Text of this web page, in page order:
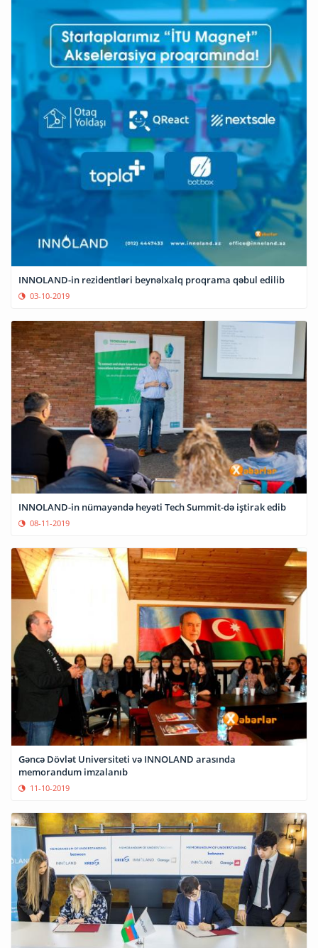
INNOLAND-in rezidentləri beynəlxalq proqrama qəbul edilib
03-10-2019
INNOLAND-in nümayəndə heyəti Tech Summit-də iştirak edib
08-11-2019
Gəncə Dövlət Universiteti və INNOLAND arasında
memorandum imzalanıb
11-10-2019